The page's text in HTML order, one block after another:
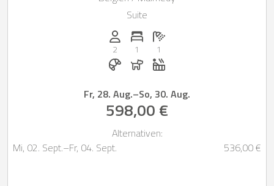
und besondere Momente
Suite
Anzahl der Personen: 2
2
Anzahl der Schlafzimmer: 1
1
Anzahl der Badezimmer: 1
1
Frühstück bei Casapilot buchbar
Hunde erlaubt
Fr, 28. Aug.–So, 30. Aug.
598,00 €
Alternativen:
Mi, 02. Sept.–Fr, 04. Sept. 536,00 €